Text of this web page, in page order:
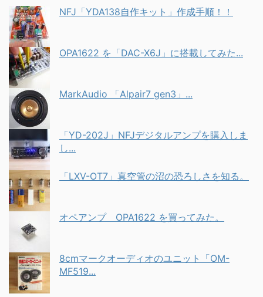
NFJ「YDA138自作キット」作成手順！！
OPA1622 を「DAC-X6J」に搭載してみた...
MarkAudio 「Alpair7 gen3」...
「YD-202J」NFJデジタルアンプを購入しま
し...
「LXV-OT7」真空管の沼の恐ろしさを知る。
オペアンプ OPA1622 を買ってみた。
8cmマークオーディオのユニット「OM-
MF519...